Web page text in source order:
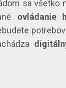
sa všetko
ovládanie